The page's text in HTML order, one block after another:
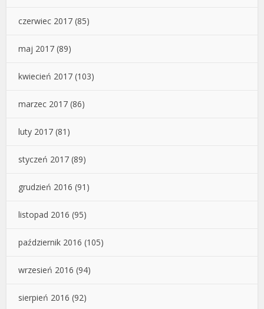
czerwiec 2017 (85)
maj 2017 (89)
kwiecień 2017 (103)
marzec 2017 (86)
luty 2017 (81)
styczeń 2017 (89)
grudzień 2016 (91)
listopad 2016 (95)
październik 2016 (105)
wrzesień 2016 (94)
sierpień 2016 (92)